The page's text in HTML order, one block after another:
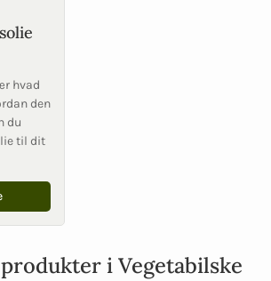
hvad
den
du
til dit
i Vegetabilske